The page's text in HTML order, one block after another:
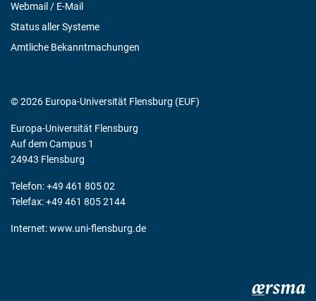
Webmail / E-Mail
Status aller Systeme
Amtliche Bekanntmachungen
© 2026 Europa-Universität Flensburg (EUF)
Europa-Universität Flensburg
Auf dem Campus 1
24943 Flensburg
Telefon: +49 461 805 02
Telefax: +49 461 805 2144
Internet:www.uni-flensburg.de